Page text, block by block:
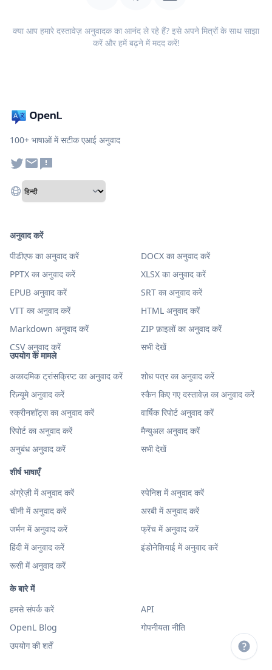
क्या आप हमारे दस्तावेज़ अनुवादक का आनंद ले रहे हैं? इसे अपने मित्रों के साथ साझा
करें और हमें बढ़ने में मदद करें!
100+ भाषाओं में सटीक एआई अनुवाद
उपयोग के मामले
अकादमिक ट्रांसक्रिप्ट का अनुवाद करें
शोध पत्र का अनुवाद करें
रिज़्यूमे अनुवाद करें
स्कैन किए गए दस्तावेज़ का अनुवाद करें
स्क्रीनशॉट्स का अनुवाद करें
वार्षिक रिपोर्ट अनुवाद करें
रिपोर्ट का अनुवाद करें
मैन्युअल अनुवाद करें
अनुबंध अनुवाद करें
सभी देखें
शीर्ष भाषाएँ
अंग्रेज़ी में अनुवाद करें
स्पेनिश में अनुवाद करें
चीनी में अनुवाद करें
अरबी में अनुवाद करें
जर्मन में अनुवाद करें
फ्रेंच में अनुवाद करें
हिंदी में अनुवाद करें
इंडोनेशियाई में अनुवाद करें
रूसी में अनुवाद करें
अनुवाद करें
पीडीएफ का अनुवाद करें
DOCX का अनुवाद करें
PPTX का अनुवाद करें
XLSX का अनुवाद करें
EPUB अनुवाद करें
SRT का अनुवाद करें
VTT का अनुवाद करें
HTML अनुवाद करें
Markdown अनुवाद करें
ZIP फ़ाइलों का अनुवाद करें
CSV अनुवाद करें
सभी देखें
के बारे में
हमसे संपर्क करें
API
OpenL Blog
गोपनीयता नीति
उपयोग की शर्तें